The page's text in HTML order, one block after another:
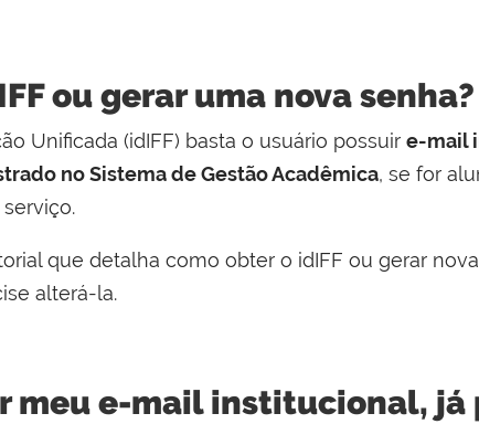
ou gerar uma nova senha?
Unificada (idIFF) basta o usuário possuir e-mail
no Sistema de Gestão Acadêmica, se for
que detalha como obter o idIFF ou gerar
alterá-la.
meu e-mail institucional, já